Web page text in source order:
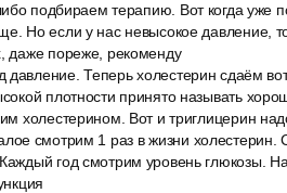
подбираем терапию. Вот когда уже
Но если у нас невысокое давление,
даже пореже, рекоменду
Теперь холестерин сдаём
плотности принято называть
холестерином. Вот и триглицерин
смотрим 1 раз в жизни холестерин.
год смотрим уровень глюкозы.